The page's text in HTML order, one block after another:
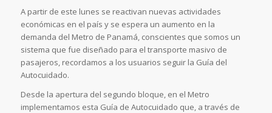
A partir de este lunes se reactivan nuevas actividades
económicas en el país y se espera un aumento en la
demanda del Metro de Panamá, conscientes que somos un
sistema que fue diseñado para el transporte masivo de
pasajeros, recordamos a los usuarios seguir la Guía del
Autocuidado.
Desde la apertura del segundo bloque, en el Metro
implementamos esta Guía de Autocuidado que, a través de